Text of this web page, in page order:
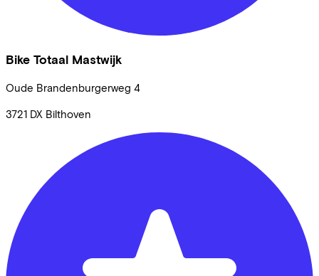
Bike Totaal Mastwijk
Oude Brandenburgerweg 4
3721 DX Bilthoven